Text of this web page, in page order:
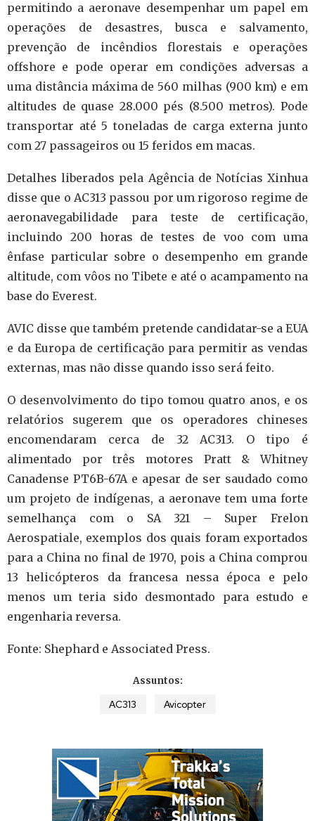
permitindo a aeronave desempenhar um papel em
operações de desastres, busca e salvamento,
prevenção de incêndios florestais e operações
offshore e pode operar em condições adversas a
uma distância máxima de 560 milhas (900 km) e em
altitudes de quase 28.000 pés (8.500 metros). Pode
transportar até 5 toneladas de carga externa junto
com 27 passageiros ou 15 feridos em macas.
Detalhes liberados pela Agência de Notícias Xinhua
disse que o AC313 passou por um rigoroso regime de
aeronavegabilidade para teste de certificação,
incluindo 200 horas de testes de voo com uma
ênfase particular sobre o desempenho em grande
altitude, com vôos no Tibete e até o acampamento na
base do Everest.
AVIC disse que também pretende candidatar-se a EUA
e da Europa de certificação para permitir as vendas
externas, mas não disse quando isso será feito.
O desenvolvimento do tipo tomou quatro anos, e os
relatórios sugerem que os operadores chineses
encomendaram cerca de 32 AC313. O tipo é
alimentado por três motores Pratt & Whitney
Canadense PT6B-67A e apesar de ser saudado como
um projeto de indígenas, a aeronave tem uma forte
semelhança com o SA 321 – Super Frelon
Aerospatiale, exemplos dos quais foram exportados
para a China no final de 1970, pois a China comprou
13 helicópteros da francesa nessa época e pelo
menos um teria sido desmontado para estudo e
engenharia reversa.
Fonte: Shephard e Associated Press.
Assuntos:
AC313 Avicopter